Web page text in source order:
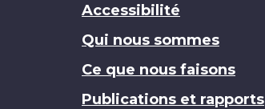
Accessibilité
Qui nous sommes
Ce que nous faisons
Publications et rapports